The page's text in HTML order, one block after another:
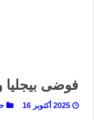
فوضى بيجليا
2025 أكتوبر 16